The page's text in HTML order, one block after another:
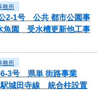
務所
2-1号 公共 都市公園事
魚園 受水槽更新他工事
務所
6-3号 県単 街路事業
駅城田寺線 統合柱設置